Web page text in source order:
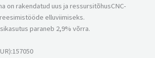
on rakendatud uus ja ressursitõhusCNC-
elluviimiseks.
paraneb 2,9% võrra.